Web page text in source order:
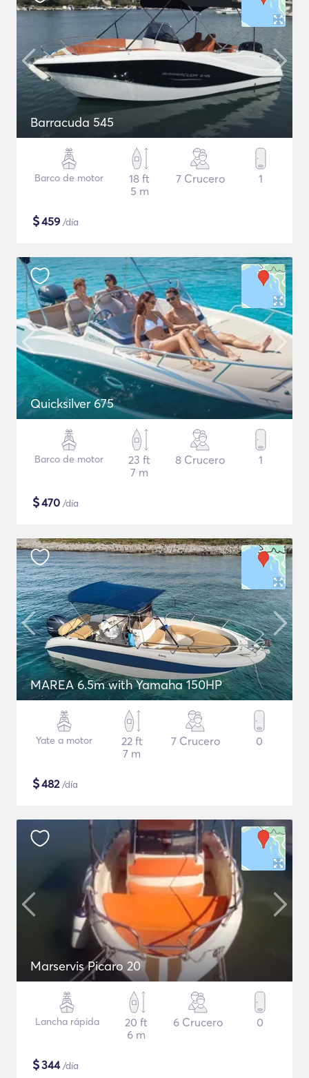
Barracuda 545
Barco de motor
18 ft
5 m
7 Crucero 1
$459 /día
Quicksilver 675
Barco de motor
23 ft
7 m
8 Crucero 1
$470 /día
MAREA 6.5m with Yamaha 150HP
Yate a motor
22 ft
7 m
7 Crucero 0
$482/día
Marservis Picaro 20
Lancha rápida
20 ft
6 m
6 Crucero 0
$344/día